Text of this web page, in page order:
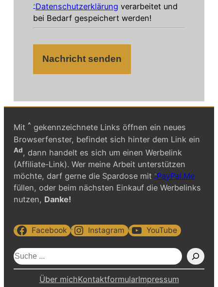
Datenschutzerklärung verarbeitet und
bei Bedarf gespeichert werden!
Mit ^ gekennzeichnete Links öffnen ein neues
Browserfenster, befindet sich hinter dem Link ein
Ad, dann handelt es sich um einen Werbelink
(Affiliate-Link). Wer meine Arbeit unterstützen
möchte, darf gerne die Spardose mit PayPal.Me
füllen, oder beim nächsten Einkauf die Werbelinks
nutzen, Danke!
Facebook Instagram YouTube
S
u
Über michKontaktformularImpressum